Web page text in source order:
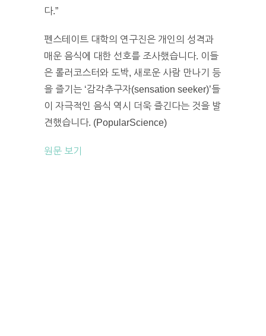
다.”
펜스테이트 대학의 연구진은 개인의 성격과
매운 음식에 대한 선호를 조사했습니다. 이들
은 롤러코스터와 도박, 새로운 사람 만나기 등
을 즐기는 ‘감각추구자(sensation seeker)’들
이 자극적인 음식 역시 더욱 즐긴다는 것을 발
견했습니다. (PopularScience)
원문 보기